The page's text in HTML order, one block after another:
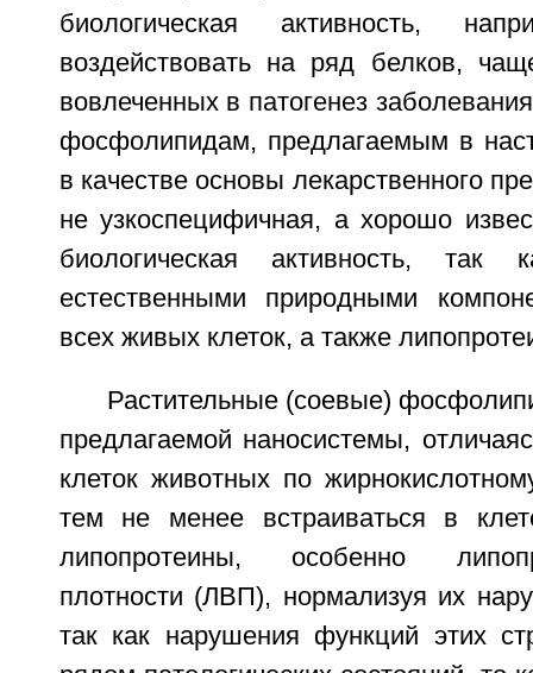
биологическая активность,
воздействовать на ряд белков,
вовлеченных в патогенез
фосфолипидам, предлагаемым в
в качестве основы лекарственного
не узкоспецифичная, а хорошо
биологическая активность,
естественными природными
всех живых клеток, а также
Растительные (соевые)
предлагаемой наносистемы,
клеток животных по
тем не менее встраиваться в
липопротеины, особенно
плотности (ЛВП), нормализуя их
так как нарушения функций этих